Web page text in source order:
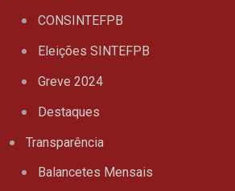
CONSINTEFPB
Eleições SINTEFPB
Greve 2024
Destaques
Transparência
Balancetes Mensais